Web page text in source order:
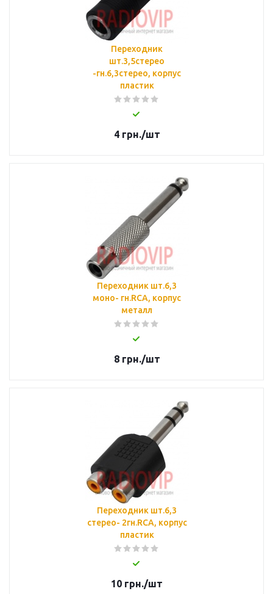
Переходник
шт.3,5стерео
-гн.6,3стерео, корпус
пластик
4грн./шт
Переходник шт.6,3
монo- гн.RCA, корпус
металл
8грн./шт
Переходник шт.6,3
стерео- 2гн.RCA, корпус
пластик
10 грн./шт